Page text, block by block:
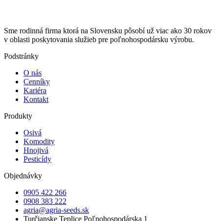
Sme rodinná firma ktorá na Slovensku pôsobí už viac ako 30 rokov
v oblasti poskytovania služieb pre poľnohospodársku výrobu.
Podstránky
O nás
Cenníky
Kariéra
Kontakt
Produkty
Osivá
Komodity
Hnojivá
Pesticídy
Objednávky
0905 422 266
0908 383 222
agria@agria-seeds.sk
Turčianske Teplice Poľnohospodárska 1